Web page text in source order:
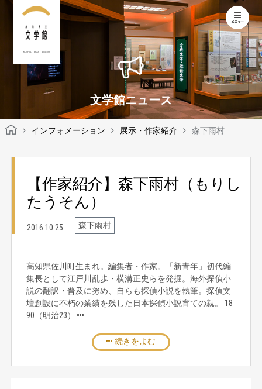
KOCHI LITERARY MUSEUM
文学館ニュース
インフォメーション 展示・作家紹介 森下雨村
【作家紹介】森下雨村（もりし
たうそん）
2016.10.25 森下雨村
高知県佐川町生まれ。編集者・作家。「新青年」初代編
集長として江戸川乱歩・横溝正史らを発掘。海外探偵小
説の翻訳・普及に努め、自らも探偵小説を執筆。探偵文
壇創設に不朽の業績を残した日本探偵小説育ての親。 18
90（明治23）
続きをよむ